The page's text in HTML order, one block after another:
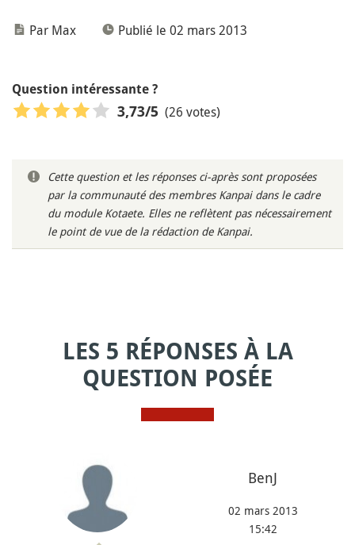
Par Max Publié le 02 mars 2013
Question intéressante ?
3,73/5 (26 votes)
Cette question et les réponses ci-après sont proposées
par la communauté des membres Kanpai dans le cadre
du module Kotaete. Elles ne reflètent pas nécessairement
le point de vue de la rédaction de Kanpai.
LES 5 RÉPONSES À LA
QUESTION POSÉE
BenJ
02 mars 2013
15:42